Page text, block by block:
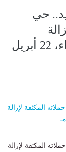
حي
الإشغالات والمخالفاتاليوم الثلاثاء، 22 أبريل
المكثفة لإزالة